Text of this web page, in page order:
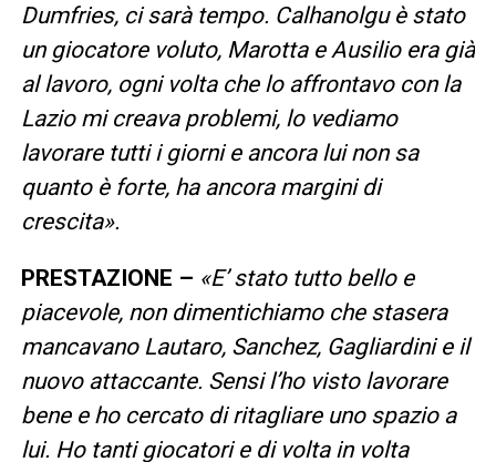
Dumfries, ci sarà tempo. Calhanolgu è stato
un giocatore voluto, Marotta e Ausilio era già
al lavoro, ogni volta che lo affrontavo con la
Lazio mi creava problemi, lo vediamo
lavorare tutti i giorni e ancora lui non sa
quanto è forte, ha ancora margini di
crescita».
PRESTAZIONE – «E’ stato tutto bello e
piacevole, non dimentichiamo che stasera
mancavano Lautaro, Sanchez, Gagliardini e il
nuovo attaccante. Sensi l’ho visto lavorare
bene e ho cercato di ritagliare uno spazio a
lui. Ho tanti giocatori e di volta in volta